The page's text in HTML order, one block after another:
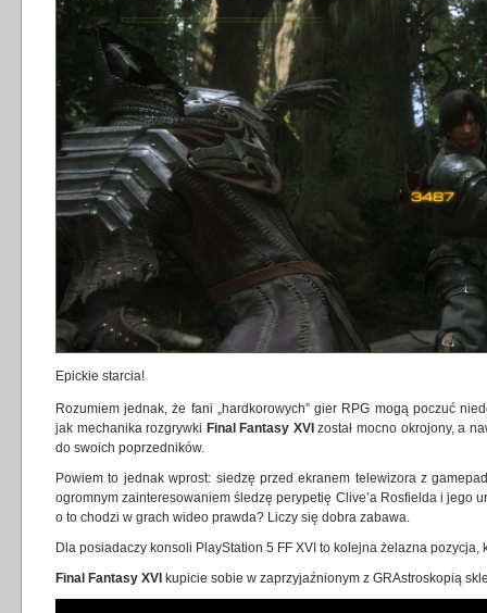
Epickie starcia!
Rozumiem jednak, że fani „hardkorowych” gier RPG mogą poczuć
jak mechanika rozgrywki Final Fantasy XVI został mocno okrojony, a
do swoich poprzedników.
Powiem to jednak wprost: siedzę przed ekranem telewizora z
ogromnym zainteresowaniem śledzę perypetię Clive’a Rosfielda i jego
o to chodzi w grach wideo prawda? Liczy się dobra zabawa.
Dla posiadaczy konsoli PlayStation 5 FF XVI to kolejna żelazna pozycja,
Final Fantasy XVI kupicie sobie w zaprzyjaźnionym z GRAstroskopią